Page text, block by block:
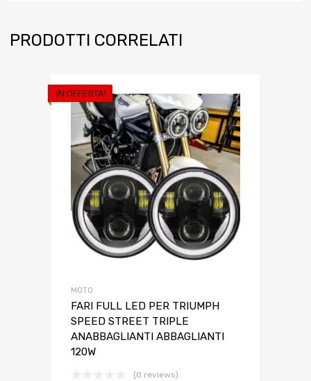
PRODOTTI CORRELATI
IN OFFERTA!
MOTO
FARI FULL LED PER TRIUMPH
SPEED STREET TRIPLE
ANABBAGLIANTI ABBAGLIANTI
120W
(0 reviews)